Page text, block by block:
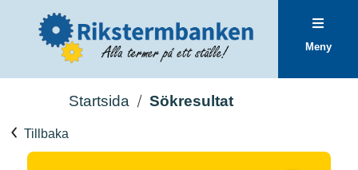
Meny
Startsida Sökresultat
Tillbaka